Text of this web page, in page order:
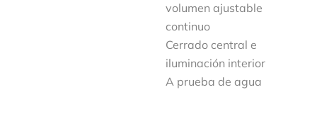
volumen ajustable
continuo
Cerrado central e
iluminación interior
A prueba de agua